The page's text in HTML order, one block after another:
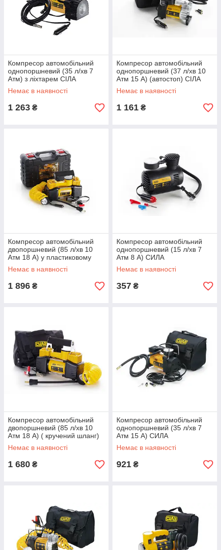
Компресор автомобільний
однопоршневий (35 л/хв 7
Атм) з ліхтарем СІЛА
Немає в наявності
1 263 ₴
Компресор автомобільний
однопоршневий (37 л/хв 10
Атм 15 А) (автостоп) СІЛА
Немає в наявності
1 161 ₴
Компресор автомобільний
двопоршневий (85 л/хв 10
Атм 18 А) у пластиковому
кейсі + кручений шланг СІЛА
Немає в наявності
1 896 ₴
Компресор автомобільний
однопоршневий (15 л/хв 7
Атм 8 А) СИЛА
Немає в наявності
357 ₴
Компресор автомобільний
двопоршневий (85 л/хв 10
Атм 18 А) ( кручений шланг)
СІЛА
Немає в наявності
1 680 ₴
Компресор автомобільний
однопоршневий (35 л/хв 7
Атм 15 А) СИЛА
Немає в наявності
921 ₴